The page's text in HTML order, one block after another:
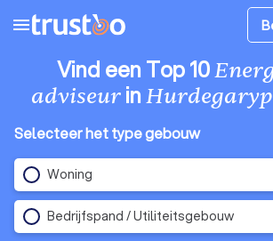
menu
Vind een Top 10
adviseurinHurdegaryp
Selecteer het type gebouw
Woning
Bedrijfspand / Utiliteitsgebouw